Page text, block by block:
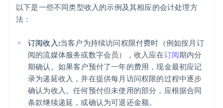
以下是一些不同类型收入的示例及其相应的会计处理方
法：
订阅收入:当客户为持续访问权限付费时（例如按月订
阅的流媒体服务或数字会员），收入应在订阅期内分
期确认。如果客户预付了一年的费用，现金最初应记
录为递延收入，并在提供每月访问权限的过程中逐步
确认为收入。任何预付但未使用的部分，应根据合同
条款继续递延，或确认为可退还金额。